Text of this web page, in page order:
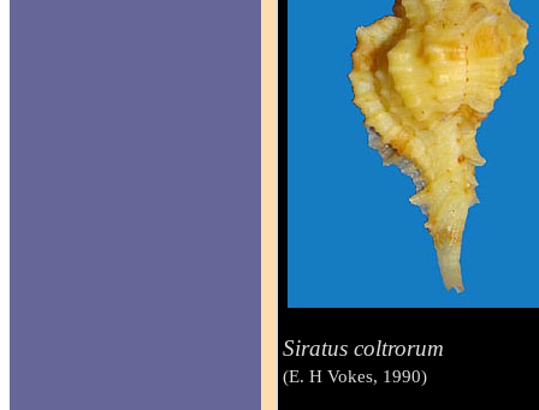
Siratus coltrorum
(E. H Vokes, 1990)